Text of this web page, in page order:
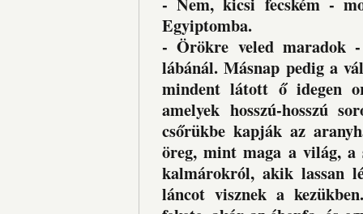
Egyiptomba.
- Örökre veled maradok
lábánál. Másnap pedig a
mindent látott ő idegen
amelyek hosszú-hosszú
csőrükbe kapják az
öreg, mint maga a világ, a
kalmárokról, akik lassan
láncot visznek a